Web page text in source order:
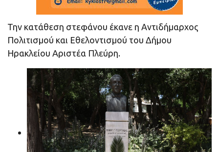
Την κατάθεση στεφάνου έκανε η Αντιδήμαρχος
Πολιτισμού και Εθελοντισμού του Δήμου
Ηρακλείου Αριστέα Πλεύρη.